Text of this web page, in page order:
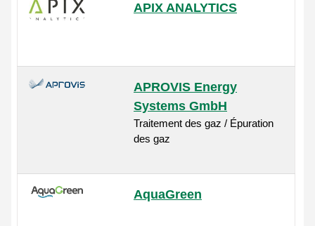
APIX ANALYTICS
APROVIS Energy
Systems GmbH
Traitement des gaz / Épuration
des gaz
AquaGreen